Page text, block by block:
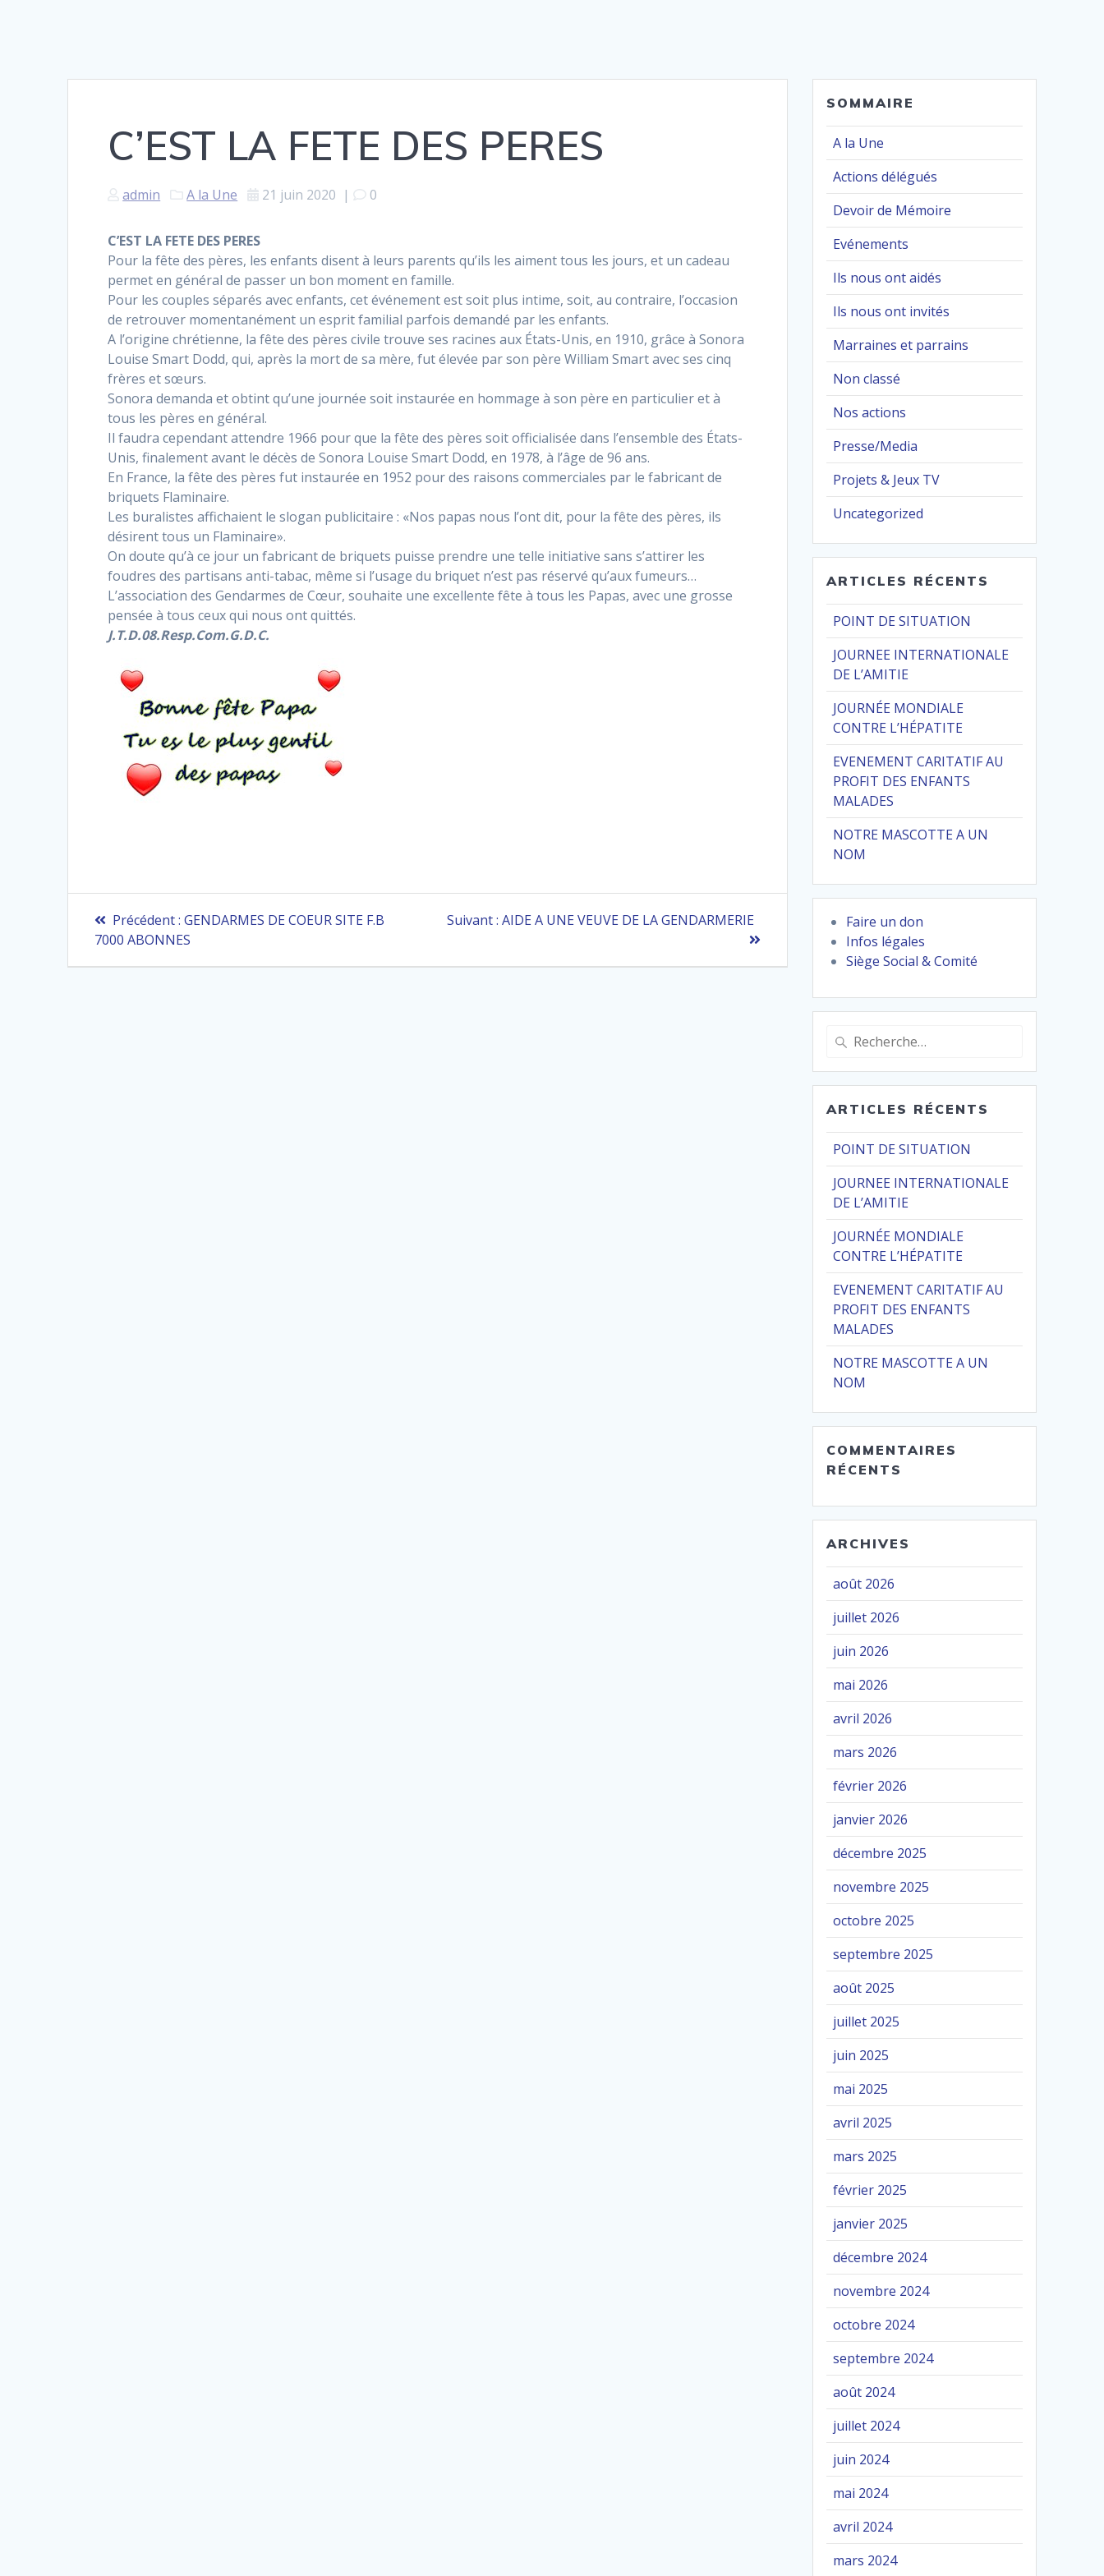
C’EST LA FETE DES PERES
admin A la Une 21 juin 2020 | 0
C’EST LA FETE DES PERES
Pour la fête des pères, les enfants disent à leurs parents qu’ils les aiment tous les jours, et un cadeau
permet en général de passer un bon moment en famille.
Pour les couples séparés avec enfants, cet événement est soit plus intime, soit, au contraire, l’occasion
de retrouver momentanément un esprit familial parfois demandé par les enfants.
A l’origine chrétienne, la fête des pères civile trouve ses racines aux États-Unis,en 1910, grâce à Sonora
Louise Smart Dodd, qui, après la mort de sa mère, fut élevée par son père William Smart avec ses cinq
frères et sœurs.
Sonora demanda et obtint qu’une journée soit instaurée en hommage à son père en particulier et à
tous les pères en général.
Il faudra cependant attendre 1966 pour que la fête des pères soit officialisée dans l’ensemble des États-
Unis, finalement avant le décès de Sonora Louise Smart Dodd, en 1978, à l’âge de 96 ans.
En France, la fête des pères fut instaurée en 1952 pour des raisons commerciales par le fabricant de
briquets Flaminaire.
Les buralistes affichaient le slogan publicitaire : «Nos papas nous l’ont dit, pour la fête des pères, ils
désirent tous un Flaminaire».
On doute qu’à ce jour un fabricant de briquets puisse prendre une telle initiative sans s’attirer les
foudres des partisans anti-tabac, même si l’usage du briquet n’est pas réservé qu’aux fumeurs…
L’association des Gendarmes de Cœur, souhaite une excellente fête à tous les Papas, avec une grosse
pensée à tous ceux qui nous ont quittés.
J.T.D.08.Resp.Com.G.D.C.
Navigation
de
Précédent : Article
précédent
GENDARMES DE COEUR SITE F.B
7000 ABONNES
Suivant : Article
AIDE A UNE VEUVE DE LA GENDARMERIE
SOMMAIRE
A la Une
Actions délégués
Devoir de Mémoire
Evénements
Ils nous ont aidés
Ils nous ont invités
Marraines et parrains
Non classé
Nos actions
Presse/Media
Projets & Jeux TV
Uncategorized
ARTICLES RÉCENTS
POINT DE SITUATION
JOURNEE INTERNATIONALE
DE L’AMITIE
JOURNÉE MONDIALE
CONTRE L’HÉPATITE
EVENEMENT CARITATIF AU
PROFIT DES ENFANTS
MALADES
NOTRE MASCOTTE A UN
NOM
Faire un don
Infos légales
Siège Social & Comité
Recherche
:
ARTICLES RÉCENTS
POINT DE SITUATION
JOURNEE INTERNATIONALE
DE L’AMITIE
JOURNÉE MONDIALE
CONTRE L’HÉPATITE
EVENEMENT CARITATIF AU
PROFIT DES ENFANTS
MALADES
NOTRE MASCOTTE A UN
NOM
COMMENTAIRES
RÉCENTS
ARCHIVES
août 2026
juillet 2026
juin 2026
mai 2026
avril 2026
mars 2026
février 2026
janvier 2026
décembre 2025
novembre 2025
octobre 2025
septembre 2025
août 2025
juillet 2025
juin 2025
mai 2025
avril 2025
mars 2025
février 2025
janvier 2025
décembre 2024
novembre 2024
octobre 2024
septembre 2024
août 2024
juillet 2024
juin 2024
mai 2024
avril 2024
mars 2024